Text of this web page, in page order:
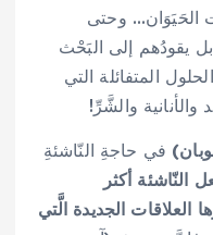
الحَيَوَان… وحتى
يقودُهم إلى البَحْث
المتفائلة التي
والشَّرِّ!
في حاجةِ النّاشئةِ
النّاشئة أكثر
العلاقات الجديدة الَّتي